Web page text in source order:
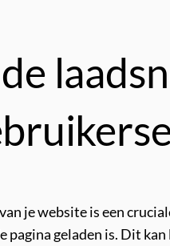
je website is een
pagina geladen is. Dit